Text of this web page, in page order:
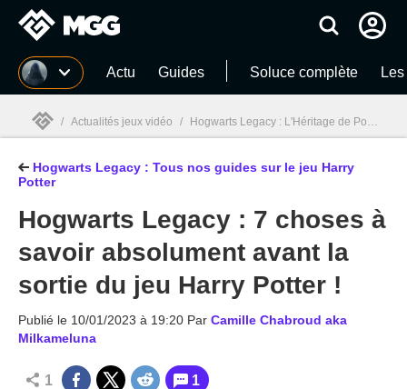
MGG Actu Guides Soluce complète
MGG
/ Actualités jeux vidéo / Hogwarts Legacy : L'Héritage de Poudlard
Hogwarts Legacy : Tous nos guides sur le jeu Harry
Potter
Hogwarts Legacy : 7 choses à
savoir absolument avant la
sortie du jeu Harry Potter !
Publié le 10/01/2023 à 19:20 Par Camille Chabroud aka
Milkameluna
1 1